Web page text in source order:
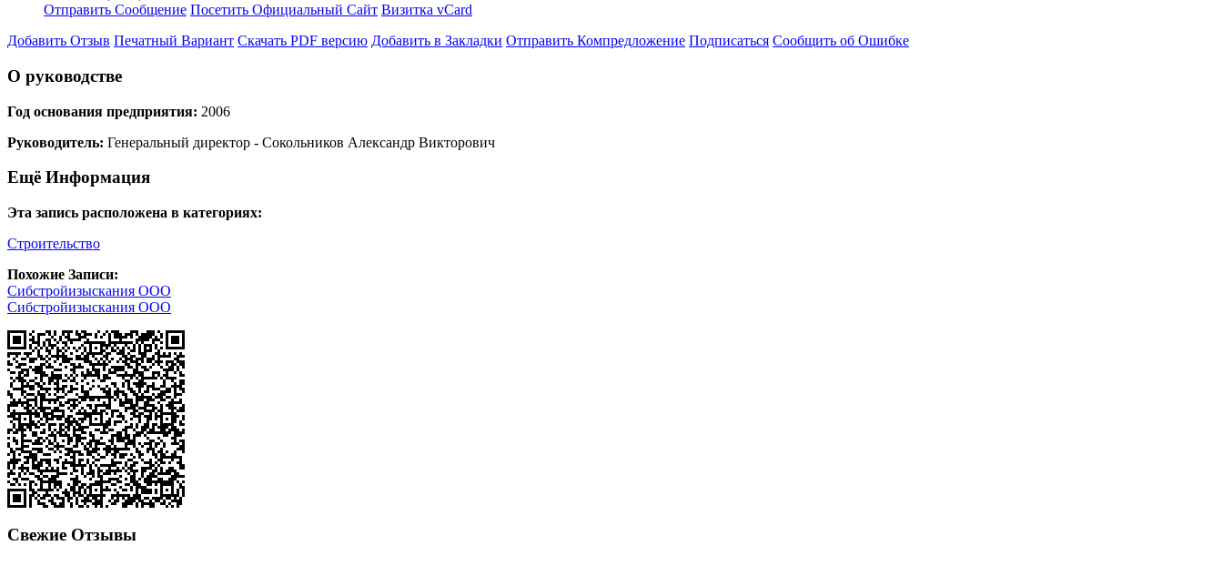
Отправить Сообщение Посетить Официальный Сайт Визитка vCard
Добавить Отзыв Печатный Вариант Скачать PDF версию Добавить в Закладки Отправить Компредложение Подписаться Сообщить об Ошибке
О руководстве
Год основания предприятия: 2006
Руководитель: Генеральный директор - Сокольников Александр Викторович
Ещё Информация
Эта запись расположена в категориях:
Строительство
Похожие Записи:
Сибстройизыскания ООО
Сибстройизыскания ООО
Свежие Отзывы